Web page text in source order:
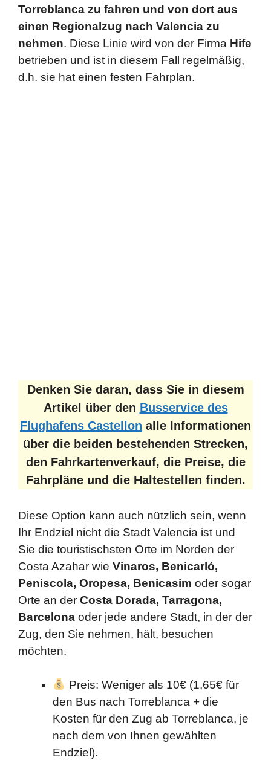
Torreblanca zu fahren und von dort aus
einen Regionalzug nach Valencia zu
nehmen. Diese Linie wird von der Firma Hife
betrieben und ist in diesem Fall regelmäßig,
d.h. sie hat einen festen Fahrplan.
Denken Sie daran, dass Sie in diesem
Artikel über den Busservice des
Flughafens Castellon alle Informationen
über die beiden bestehenden Strecken,
den Fahrkartenverkauf, die Preise, die
Fahrpläne und die Haltestellen finden.
Diese Option kann auch nützlich sein, wenn
Ihr Endziel nicht die Stadt Valencia ist und
Sie die touristischsten Orte im Norden der
Costa Azahar wie Vinaros, Benicarló,
Peniscola, Oropesa, Benicasim oder sogar
Orte an der Costa Dorada, Tarragona,
Barcelona oder jede andere Stadt, in der der
Zug, den Sie nehmen, hält, besuchen
möchten.
Preis: Weniger als 10€ (1,65€ für
den Bus nach Torreblanca + die
Kosten für den Zug ab Torreblanca, je
nach dem von Ihnen gewählten
Endziel).